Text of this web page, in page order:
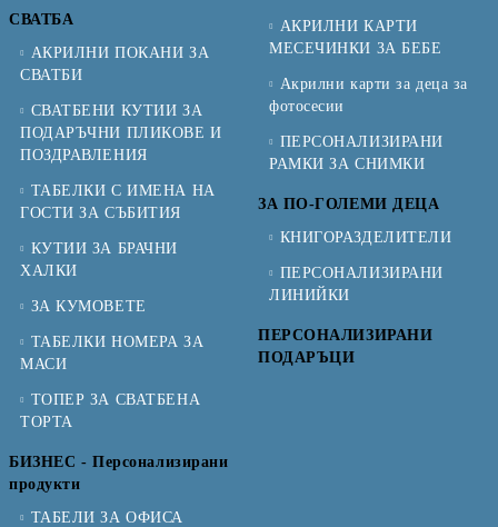
СВАТБА
АКРИЛНИ ПОКАНИ ЗА
СВАТБИ
СВАТБЕНИ КУТИИ ЗА
ПОДАРЪЧНИ ПЛИКОВЕ И
ПОЗДРАВЛЕНИЯ
ТАБЕЛКИ С ИМЕНА НА
ГОСТИ ЗА СЪБИТИЯ
КУТИИ ЗА БРАЧНИ
ХАЛКИ
ЗА КУМОВЕТЕ
ТАБЕЛКИ НОМЕРА ЗА
МАСИ
ТОПЕР ЗА СВАТБЕНА
ТОРТА
БИЗНЕС - Персонализирани
продукти
ТАБЕЛИ ЗА ОФИСА
АКРИЛНИ КАРТИ
МЕСЕЧИНКИ ЗА БЕБЕ
Акрилни карти за деца за
фотосесии
ПЕРСОНАЛИЗИРАНИ
РАМКИ ЗА СНИМКИ
ЗА ПО-ГОЛЕМИ ДЕЦА
КНИГОРАЗДЕЛИТЕЛИ
ПЕРСОНАЛИЗИРАНИ
ЛИНИЙКИ
ПЕРСОНАЛИЗИРАНИ
ПОДАРЪЦИ